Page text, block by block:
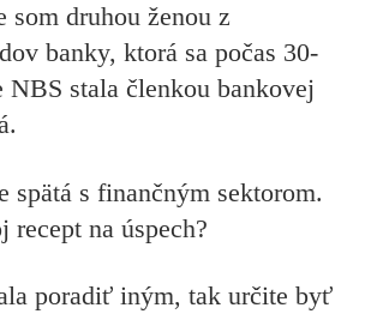
som druhou ženou z
banky, ktorá sa počas 30-
NBS stala členkou bankovej
spätá s finančným sektorom.
recept na úspech?
poradiť iným, tak určite byť